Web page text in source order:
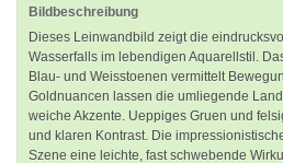
Bildbeschreibung
Dieses Leinwandbild zeigt die
Wasserfalls im lebendigen Aquarellstil.
Blau- und Weisstoenen vermittelt
Goldnuancen lassen die umliegende
weiche Akzente. Ueppiges Gruen und
und klaren Kontrast. Die
Szene eine leichte, fast schwebende